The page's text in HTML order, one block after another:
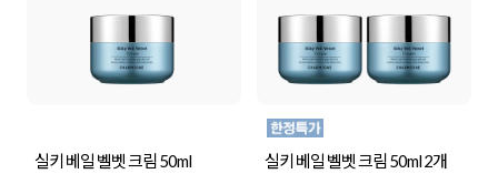
실키 베일 벨벳 크림 50ml 실키 베일 벨벳 크림 50ml 2개